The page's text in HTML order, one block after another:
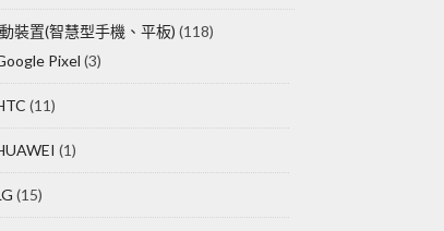
裝置(智慧型手機、平板) (118)
Pixel (3)
(11)
(1)
(15)